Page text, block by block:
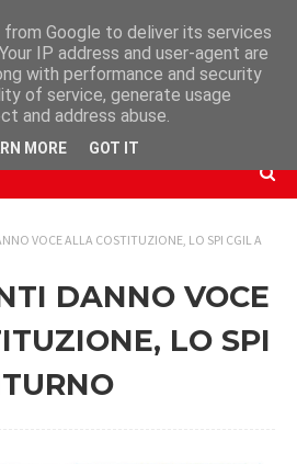
VOCE ALLA COSTITUZIONE, LO SPI CGIL A
DANNO VOCE
LO SPI
Google to deliver its services
IP address and user-agent are
with performance and security
of service, generate usage
and address abuse.
MORE GOT IT